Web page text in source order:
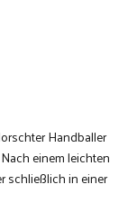
Handballer
einem leichten
schließlich in einer